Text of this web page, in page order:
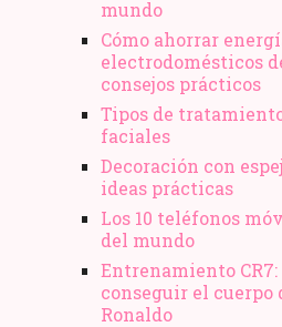
mundo
Cómo ahorrar
electrodomésticos
consejos prácticos
Tipos de
faciales
Decoración con
ideas prácticas
Los 10 teléfonos
del mundo
Entrenamiento CR7:
conseguir el cuerpo
Ronaldo